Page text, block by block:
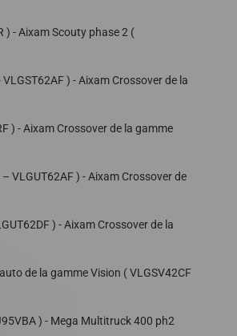
) - Aixam Scouty phase 2 (
) - Aixam Crossover de la
) - Aixam Crossover de la gamme
VLGUT62AF ) - Aixam Crossover de
) - Aixam Crossover de la
de la gamme Vision ( VLGSV42CF
) - Mega Multitruck 400 ph2